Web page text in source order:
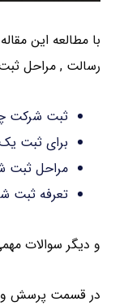
با مطالعه این
رسالت , مراحل
ثبت شرکت
برای ثبت
مراحل ثبت
تعرفه ثبت
و دیگر سوالات
در قسمت پرسش و